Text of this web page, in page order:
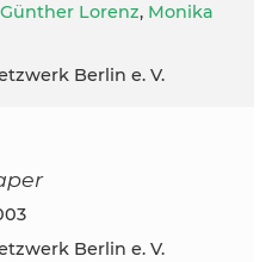
Günther Lorenz, Monika
Berlin e. V.
Berlin e. V.